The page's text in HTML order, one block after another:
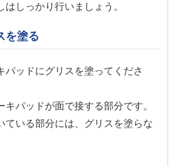
しっかり行いましょう。
を塗る
パッドにグリスを塗ってくださ
パッドが面で接する部分です。
ている部分には、グリスを塗らな